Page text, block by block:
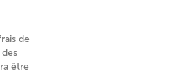
de
être